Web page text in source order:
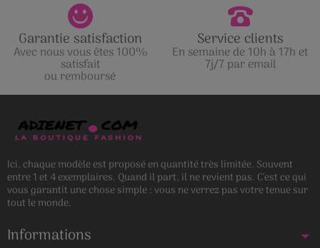
Garantie satisfaction
Avec nous vous êtes 100%
satisfait
ou remboursé
Service clients
En semaine de 10h à 17h et
7j/7 par email
Ici, chaque modèle est proposé en quantité très limitée. Souvent
entre 1 et 4 exemplaires. Quand il part, il ne revient pas. C’est ce qui
vous garantit une chose simple : vous ne verrez pas votre tenue sur
tout le monde.
Informations